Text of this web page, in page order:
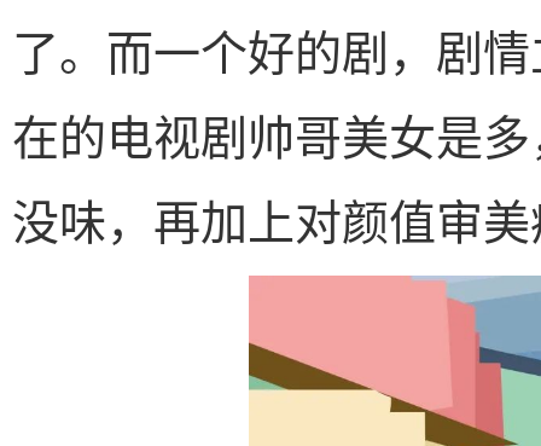
了。而一个好的剧，剧
在的电视剧帅哥美女是
没味，再加上对颜值审